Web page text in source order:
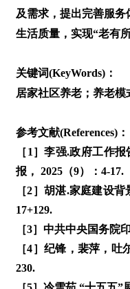
及需求，提出完善服
生活质量，实现“老有
关键词(KeyWords)：
居家社区养老；养老模
参考文献(References)：
［1］李强.政府工作
报， 2025（9）：4-17.
［2］胡湛.家庭建设
17+129.
［3］中共中央国务院
［4］纪锋，裴萍，吐
230.